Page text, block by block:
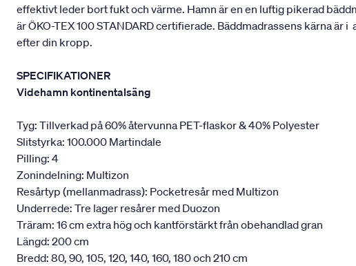
effektivt leder bort fukt och värme. Hamn är en en luftig pikerad
är ÖKO-TEX 100 STANDARD certifierade. Bäddmadrassens kärna
efter din kropp.
SPECIFIKATIONER
Videhamn kontinentalsäng
Tyg: Tillverkad på 60% återvunna PET-flaskor & 40% Polyester
Slitstyrka: 100.000 Martindale
Pilling: 4
Zonindelning: Multizon
Resårtyp (mellanmadrass): Pocketresår med Multizon
Underrede: Tre lager resårer med Duozon
Träram: 16 cm extra hög och kantförstärkt från obehandlad gran
Längd: 200 cm
Bredd: 80, 90, 105, 120, 140, 160, 180 och 210 cm